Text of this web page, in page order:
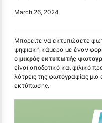
March 26, 2024
Μπορείτε να εκτυπώσετε
ψηφιακή κάμερα με έναν
ο μικρός εκτυπωτής
είναι αποδοτικό και φιλικό
λάτρεις της φωτογραφίας μια
εκτύπωσης.